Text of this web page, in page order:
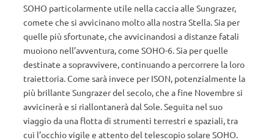
SOHO particolarmente utile nella caccia alle Sungrazer,
comete che si avvicinano molto alla nostra Stella. Sia per
quelle più sfortunate, che avvicinandosi a distanze fatali
muoiono nell’avventura, come SOHO-6. Sia per quelle
destinate a sopravvivere, continuando a percorrere la loro
traiettoria. Come sarà invece per ISON, potenzialmente la
più brillante Sungrazer del secolo, che a fine Novembre si
avvicinerà e si riallontanerà dal Sole. Seguita nel suo
viaggio da una flotta di strumenti terrestri e spaziali, tra
cui l’occhio vigile e attento del telescopio solare SOHO.